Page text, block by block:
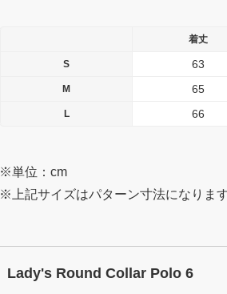
着丈
S 63
M 65
L 66
※単位：cm
※上記サイズはパターン寸法になりま
Lady's Round Collar Polo 6